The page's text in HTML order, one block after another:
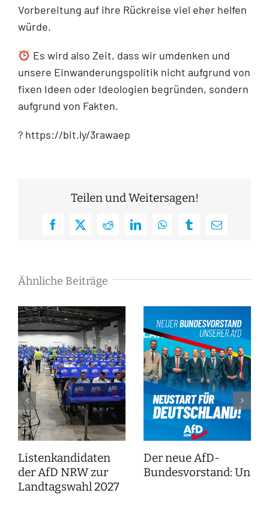
Vorbereitung auf ihre Rückreise viel eher helfen
würde.
Es wird also Zeit, dass wir umdenken und
unsere Einwanderungspolitik nicht aufgrund von
fixen Ideen oder Ideologien begründen, sondern
aufgrund von Fakten.
? https://bit.ly/3rawaep
Teilen und Weitersagen!
Facebook
X RedditLinkedInWhatsAppTumblrE-
Ähnliche Beiträge
Listenkandidaten
der AfD NRW zur
Landtagswahl 2027
Der neue AfD-
Bundesvorstand: